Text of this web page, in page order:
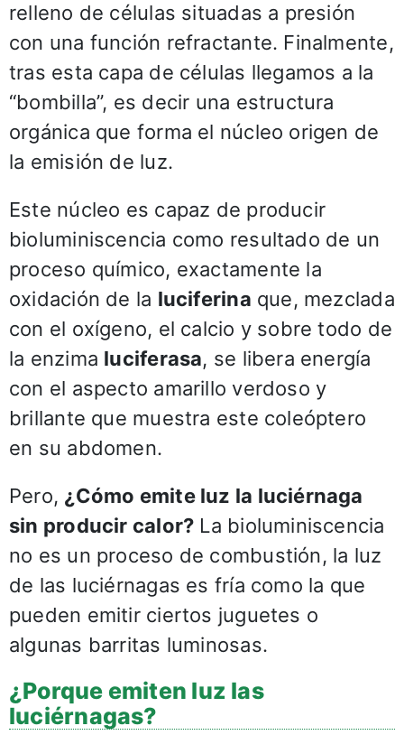
relleno de células situadas a presión
con una función refractante. Finalmente,
tras esta capa de células llegamos a la
“bombilla”, es decir una estructura
orgánica que forma el núcleo origen de
la emisión de luz.
Este núcleo es capaz de producir
bioluminiscencia como resultado de un
proceso químico, exactamente la
oxidación de la luciferina que, mezclada
con el oxígeno, el calcio y sobre todo de
la enzima luciferasa, se libera energía
con el aspecto amarillo verdoso y
brillante que muestra este coleóptero
en su abdomen.
Pero, ¿Cómo emite luz la luciérnaga
sin producir calor? La bioluminiscencia
no es un proceso de combustión, la luz
de las luciérnagas es fría como la que
pueden emitir ciertos juguetes o
algunas barritas luminosas.
¿Porque emiten luz las
luciérnagas?